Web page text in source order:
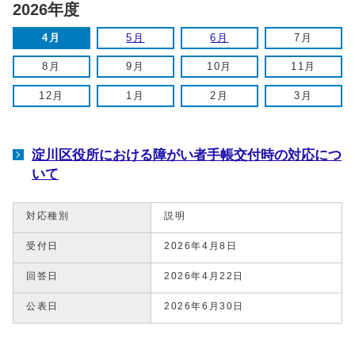
2026年度
4月 5月 6月 7月
8月 9月 10月 11月
12月 1月 2月 3月
淀川区役所における障がい者手帳交付時の対応につ
いて
対応種別 説明
受付日 2026年4月8日
回答日 2026年4月22日
公表日 2026年6月30日